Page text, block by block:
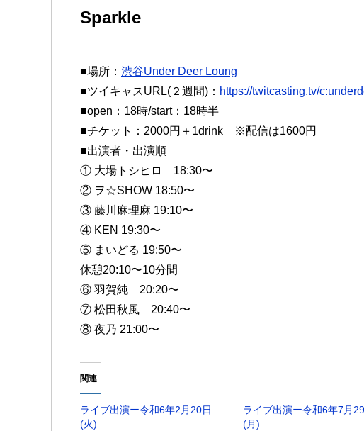
Sparkle
■場所： 渋谷Under Deer Loung
■ツイキャスURL(２週間)： https://twitcasting.tv/
■open：18時/start：18時半
■チケット：2000円＋1drink ※配信は1600円
■出演者・出演順
① 大場トシヒロ 18:30〜
② ヲ☆SHOW 18:50〜
③ 藤川麻理麻 19:10〜
④ KEN 19:30〜
⑤ まいどる 19:50〜
休憩20:10〜10分間
⑥ 羽賀純 20:20〜
⑦ 松田秋風 20:40〜
⑧ 夜乃 21:00〜
関連
ライブ出演ー令和6年2月20日
(火)
ライブ出演ー令和6年7月
(月)